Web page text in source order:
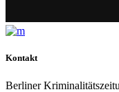
Kontakt
Berliner